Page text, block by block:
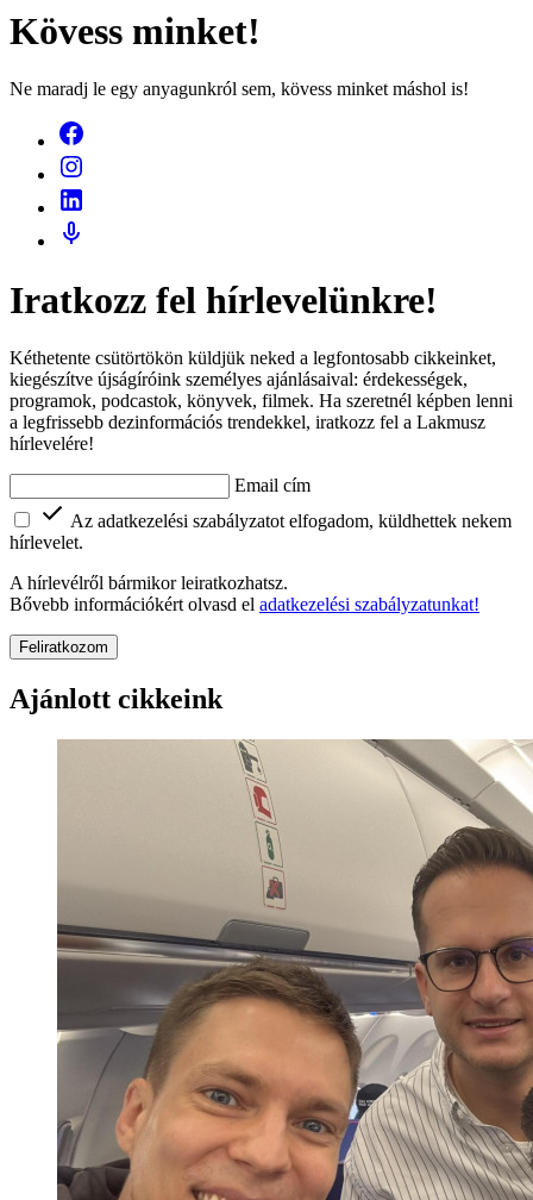
Kövess minket!
Ne maradj le egy anyagunkról sem, kövess minket máshol is!
Iratkozz fel hírlevelünkre!
Kéthetente csütörtökön küldjük neked a legfontosabb cikkeinket,
kiegészítve újságíróink személyes ajánlásaival: érdekességek,
programok, podcastok, könyvek, filmek. Ha szeretnél képben lenni
a legfrissebb dezinformációs trendekkel, iratkozz fel a Lakmusz
hírlevelére!
Email cím
Az adatkezelési szabályzatot elfogadom, küldhettek nekem
hírlevelet.
A hírlevélről bármikor leiratkozhatsz.
Bővebb információkért olvasd el adatkezelési szabályzatunkat!
Feliratkozom
Ajánlott cikkeink